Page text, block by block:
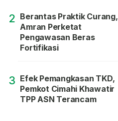
2 Berantas Praktik Curang,
Amran Perketat
Pengawasan Beras
Fortifikasi
3 Efek Pemangkasan TKD,
Pemkot Cimahi Khawatir
TPP ASN Terancam